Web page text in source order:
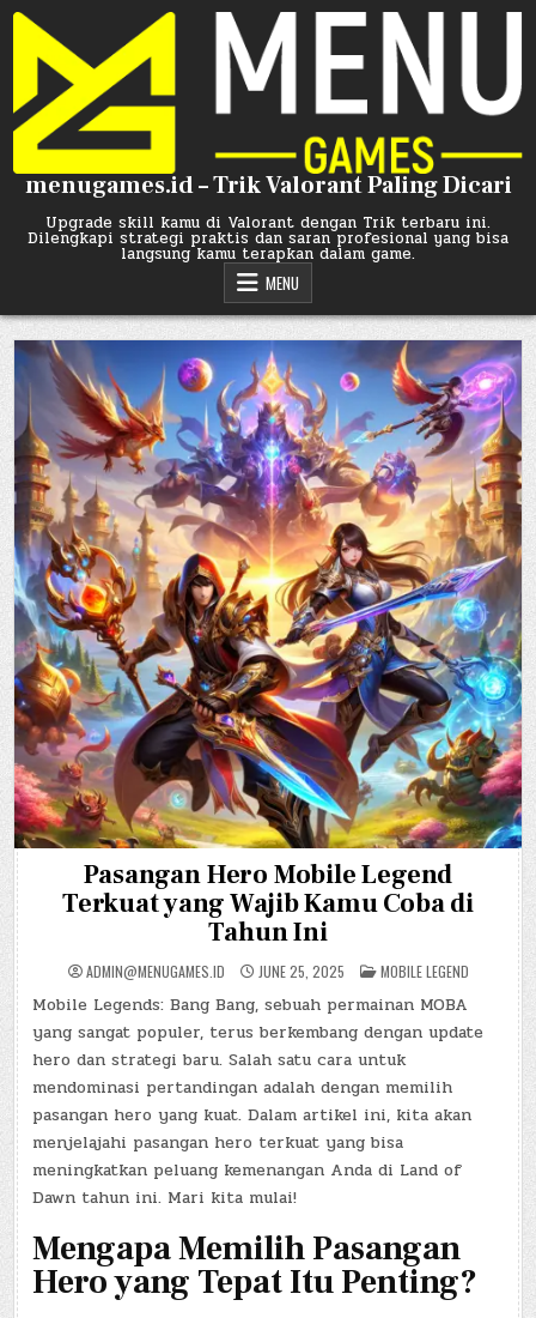
Skip
content
menugames.id – Trik Valorant Paling Dicari
Upgrade skill kamu di Valorant dengan Trik terbaru ini.
Dilengkapi strategi praktis dan saran profesional yang bisa
langsung kamu terapkan dalam game.
MENU
Pasangan Hero Mobile Legend
Terkuat yang Wajib Kamu Coba di
Tahun Ini
ADMIN@MENUGAMES.ID JUNE 25, 2025 POSTED
IN
MOBILE LEGEND
Mobile Legends: Bang Bang, sebuah permainan MOBA
yang sangat populer, terus berkembang dengan update
hero dan strategi baru. Salah satu cara untuk
mendominasi pertandingan adalah dengan memilih
pasangan hero yang kuat. Dalam artikel ini, kita akan
menjelajahi pasangan hero terkuat yang bisa
meningkatkan peluang kemenangan Anda di Land of
Dawn tahun ini. Mari kita mulai!
Mengapa Memilih Pasangan
Hero yang Tepat Itu Penting?